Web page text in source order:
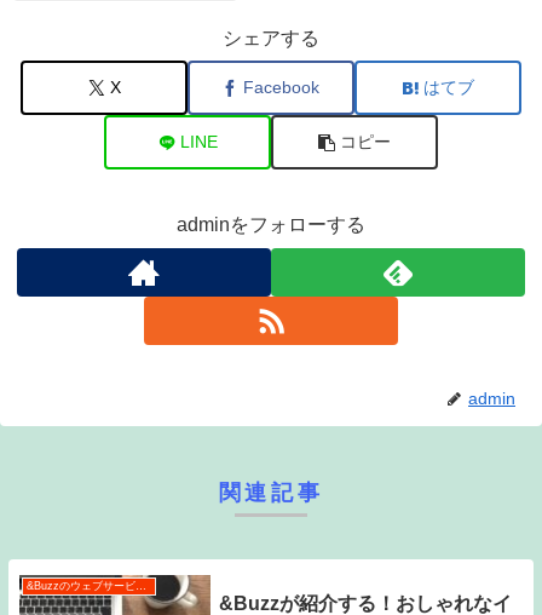
シェアする
X Facebook はてブ
LINE コピー
adminをフォローする
admin
関連記事
&Buzzのウェブサービス特集
&Buzzが紹介する！おしゃれなイ